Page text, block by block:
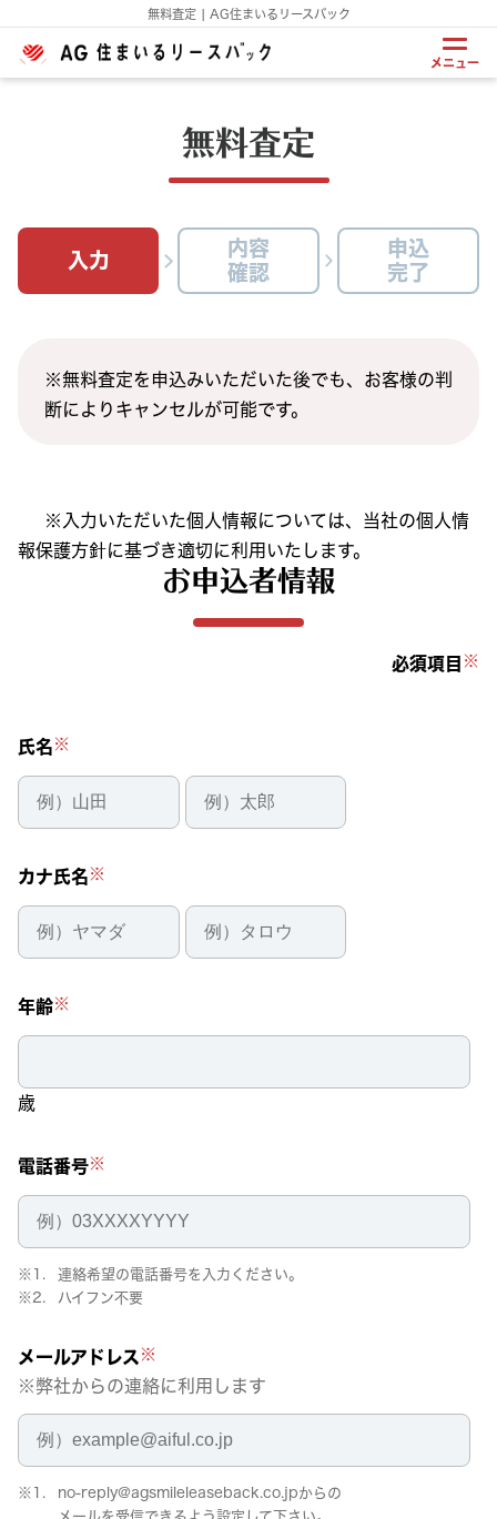
無料査定 | AG住まいるリースバック
メニュー
無料査定
入力
内容
確認
申込
完了
※無料査定を申込みいただいた後でも、お客様の判
断によりキャンセルが可能です。
※入力いただいた個人情報については、当社の個人情
報保護方針に基づき適切に利用いたします。
お申込者情報
必須項目 ※
氏名 ※
カナ氏名 ※
年齢※
歳
電話番号※
連絡希望の電話番号を入力ください。
ハイフン不要
メールアドレス ※
弊社からの連絡に利用します
no-reply@agsmileleaseback.co.jpからの